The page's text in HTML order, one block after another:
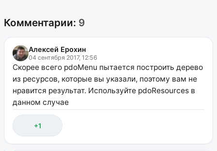
Комментарии: 9
Алексей Ерохин
04 сентября 2017, 12:56
Скорее всего pdoMenu пытается построить дерево
из ресурсов, которые вы указали, поэтому вам не
нравится результат. Используйте pdoResources в
данном случае
+1